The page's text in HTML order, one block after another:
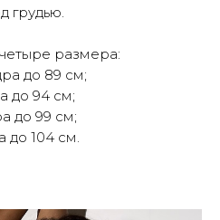
грудью.
размера:
до 89 см;
до 94 см;
до 99 см;
до 104 см.